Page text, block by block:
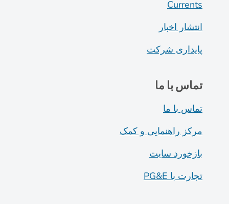
Currents
انتشار اخبار
پایداری شرکت
تماس با ما
تماس با ما
مرکز راهنمایی و کمک
بازخورد سایت
تجارت با PG&E